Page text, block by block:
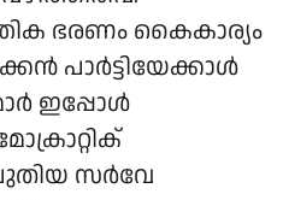
ഭരണം കൈകാര്യം
പാർട്ടിയേക്കാൾ
ഇപ്പോൾ
സർവേ